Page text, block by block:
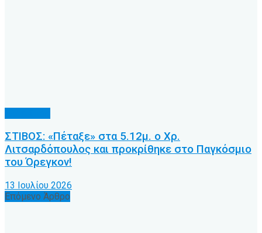
ΣΤΙΒΟΣ: «Πέταξε» στα 5.12μ. ο Χρ.
Λιτσαρδόπουλος και προκρίθηκε στο Παγκόσμιο
του Όρεγκον!
13 Ιουλίου 2026
Επόμενο Άρθρο